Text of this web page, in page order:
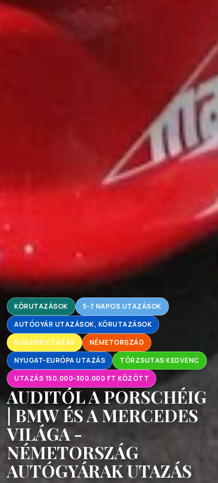
KÖRUTAZÁSOK 5-7 NAPOS UTAZÁSOK
AUTÓGYÁR UTAZÁSOK, KÖRUTAZÁSOK
BUSZOS UTAZÁS NÉMETORSZÁG
NYUGAT-EURÓPA UTAZÁS TÖRZSUTAS KEDVENC
UTAZÁS 150.000-300.000 FT KÖZÖTT
AUDITÓL A PORSCHÉIG
| BMW ÉS A MERCEDES
VILÁGA -
NÉMETORSZÁG
AUTÓGYÁRAK UTAZÁS